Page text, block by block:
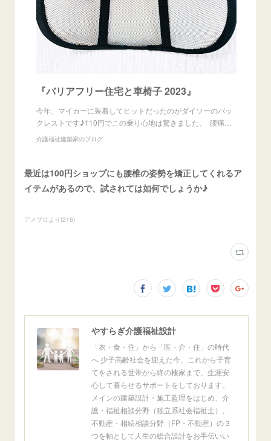
『バリアフリー住宅と車椅子 2023』
今年、マイカーに装着してヒットだったのがダイソーのバッ
クレストです♪110円でこの乗り心地は驚きました。 腰痛…
介護福祉建築家のブログ
最近は100円ショップにも腰椎の姿勢を矯正してくれるア
イテムがあるので、試されては如何でしょうか♪
アメブロより (216)
やすらぎ介護福祉設計
「衣・食・住」から「医・介・住」の時代
へ 少子高齢社会を迎えた今、これから子育
てをされる世帯から終の棲家まで、生涯安
心して暮らせるサポートをしております。
メインの建築設計・施工監理をはじめ、介
護・福祉相談分野（独立系社会福祉士）、
不動産・相続相談分野（FP・不動産）の３
つを軸として人生の総合設計をお手伝いい